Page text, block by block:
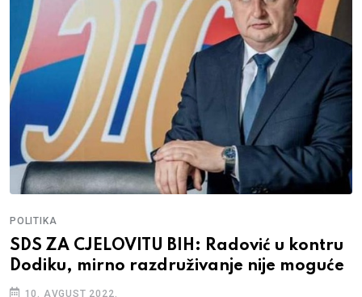
POLITIKA
SDS ZA CJELOVITU BIH: Radović u kontru
Dodiku, mirno razdruživanje nije moguće
10. AVGUST 2022.